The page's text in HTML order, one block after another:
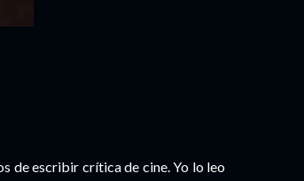
de escribir crítica de cine. Yo lo leo